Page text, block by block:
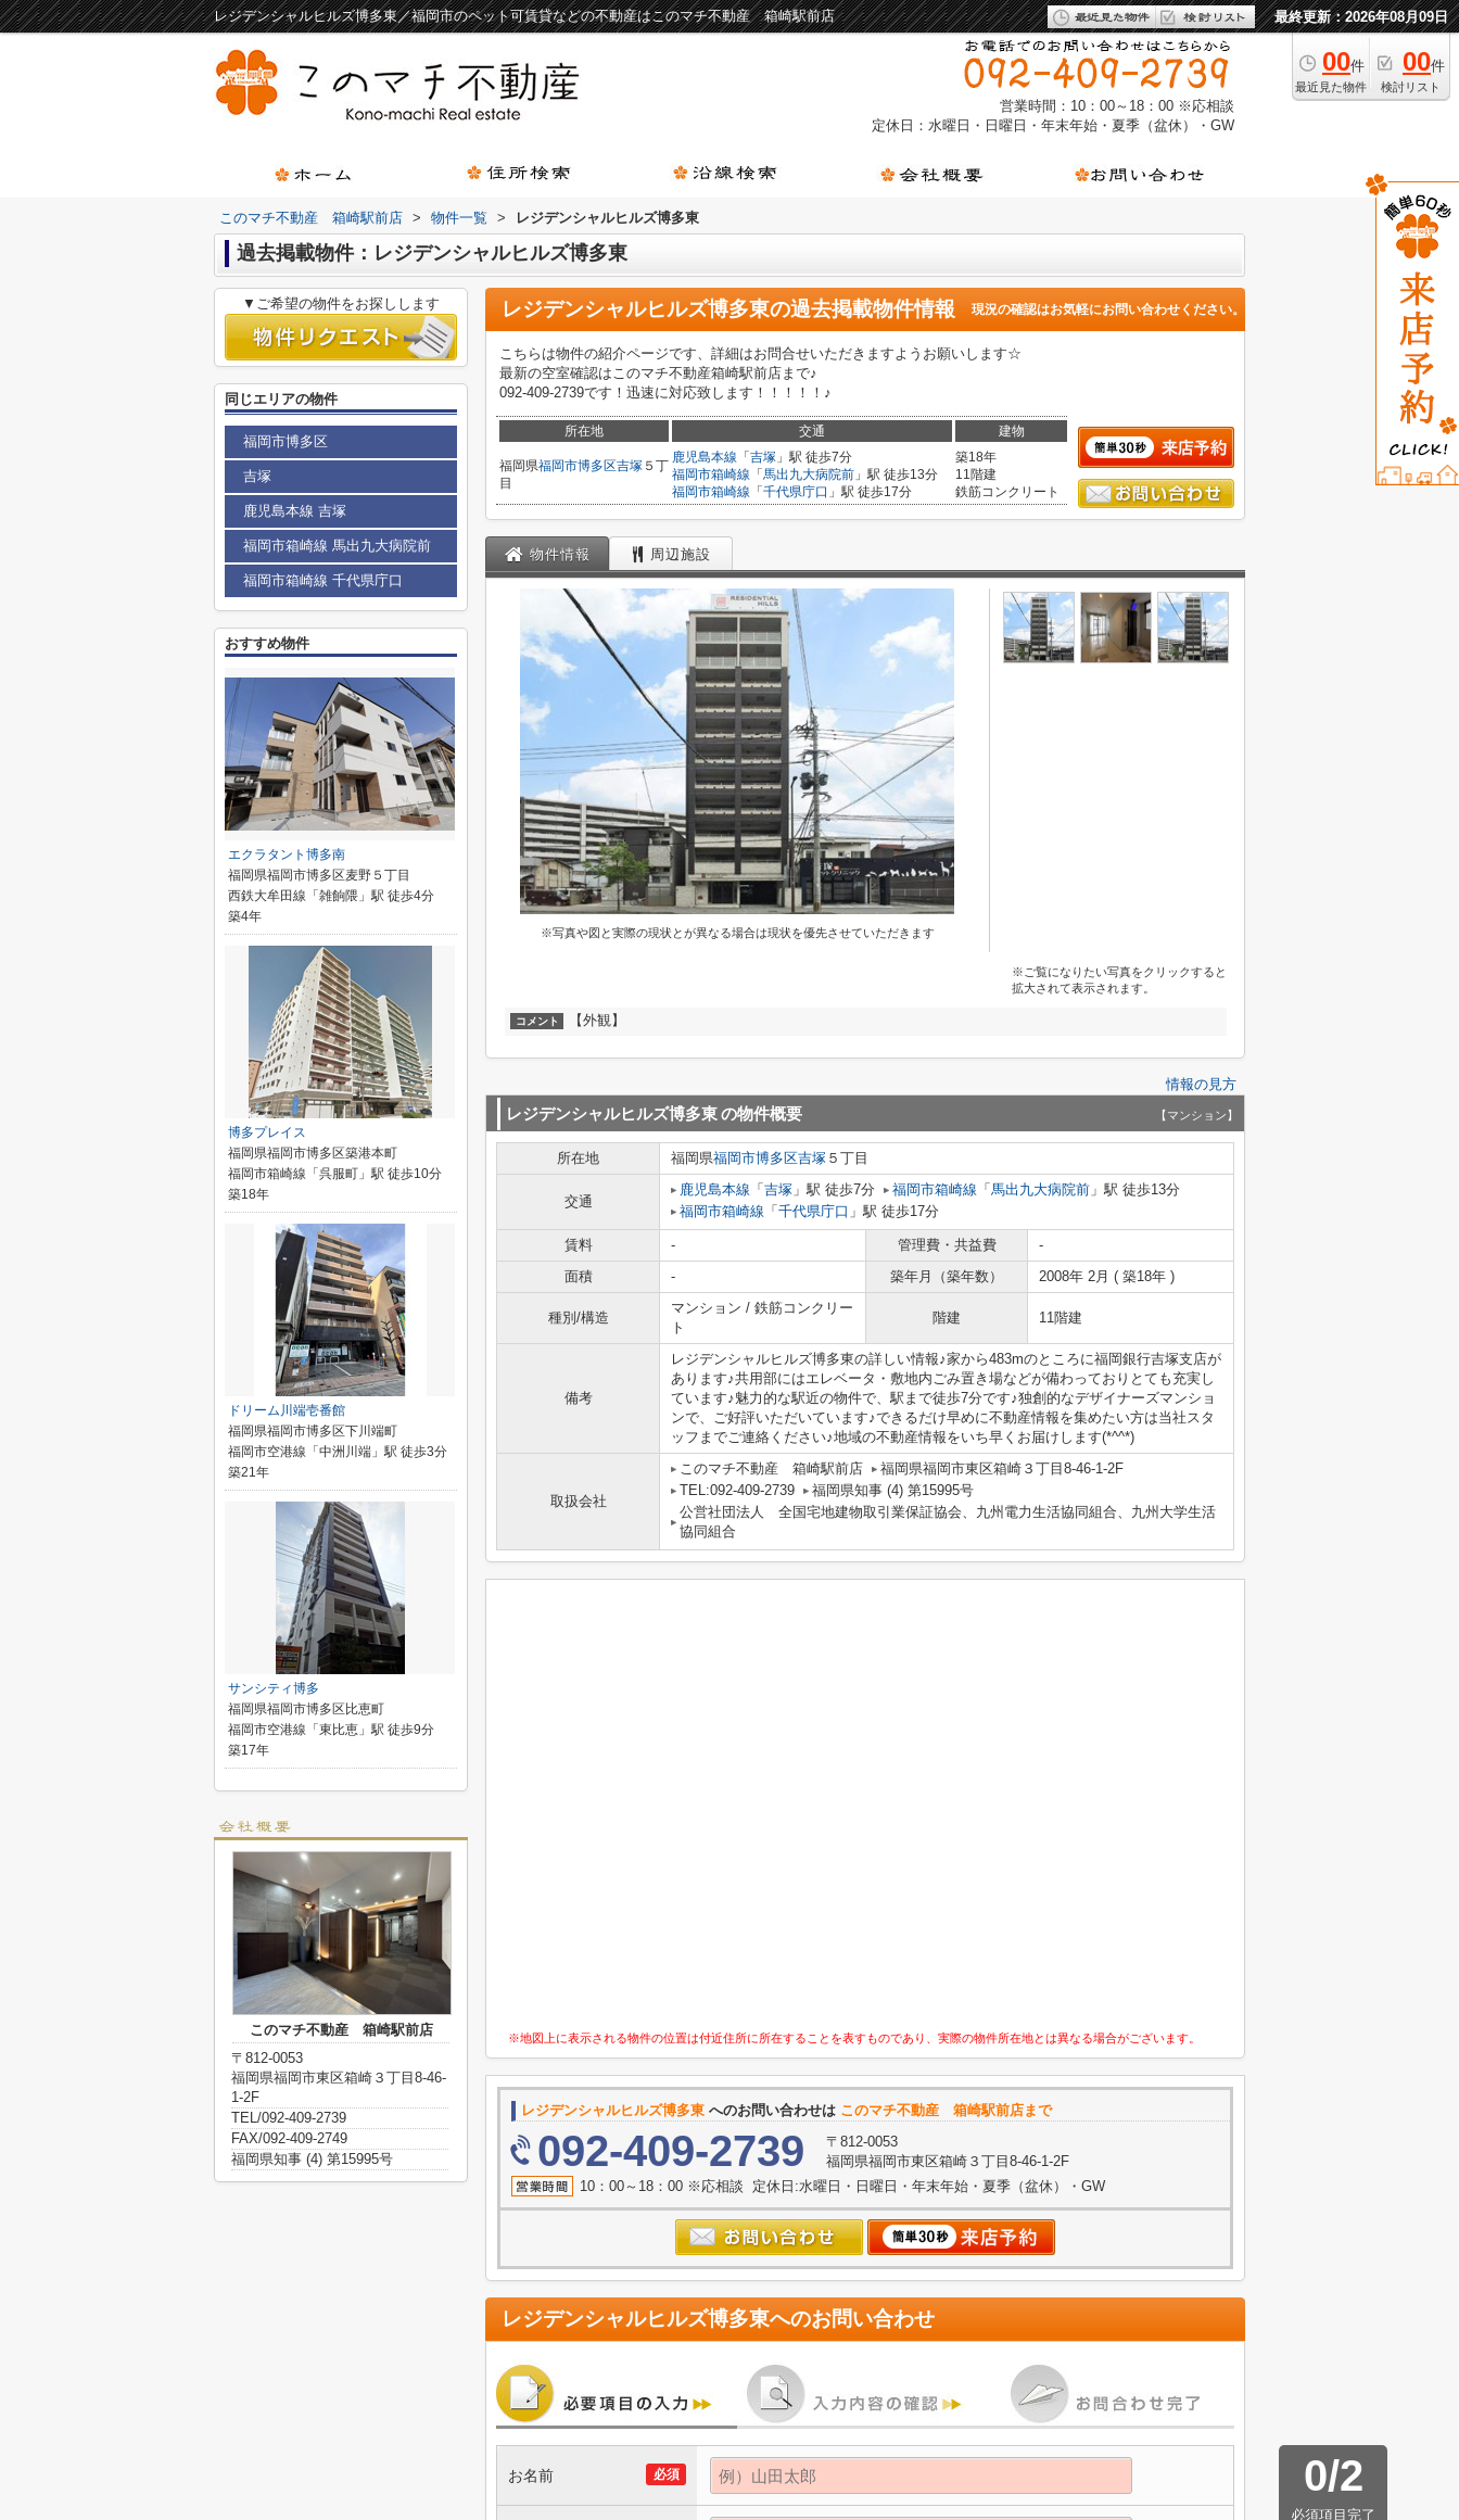
レジデンシャルヒルズ博多東／福岡市のペット可賃貸などの不動産はこのマチ不動産 箱崎駅前店 最終更新：2026年08月09日
00件
最近見た物件
00件
検討リスト
営業時間：10：00～18：00 ※応相談
定休日：水曜日・日曜日・年末年始・夏季（盆休）・GW
このマチ不動産 箱崎駅前店 > 物件一覧 > レジデンシャルヒルズ博多東
過去掲載物件：レジデンシャルヒルズ博多東
レジデンシャルヒルズ博多東の過去掲載物件情報 現況の確認はお気軽にお問い合わせください。
こちらは物件の紹介ページです、詳細はお問合せいただきますようお願いします☆
最新の空室確認はこのマチ不動産箱崎駅前店まで♪
092-409-2739です！迅速に対応致します！！！！！♪
所在地 交通 建物
福岡県福岡市博多区吉塚 ５丁
目
鹿児島本線 「 吉塚 」駅 徒歩7分
福岡市箱崎線 「 馬出九大病院前 」駅 徒歩13分
福岡市箱崎線 「 千代県庁口 」駅 徒歩17分
築18年
11階建
鉄筋コンクリート
物件情報 周辺施設
※写真や図と実際の現状とが異なる場合は現状を優先させていただきます
※ご覧になりたい写真をクリックすると
拡大されて表示されます。
コメント 【外観】
情報の見方
レジデンシャルヒルズ博多東の物件概要 【マンション】
所在地 福岡県福岡市博多区吉塚 ５丁目
交通
鹿児島本線 「 吉塚 」駅 徒歩7分 福岡市箱崎線 「 馬出九大病院前 」駅 徒歩13分
福岡市箱崎線 「 千代県庁口 」駅 徒歩17分
賃料 - 管理費・共益費
-
面積
- 築年月（築年数） 2008年 2月 ( 築18年 )
種別/構造
マンション / 鉄筋コンクリー
ト
階建 11階建
備考
レジデンシャルヒルズ博多東の詳しい情報♪家から483mのところに福岡銀行吉塚支店が
あります♪共用部にはエレベータ・敷地内ごみ置き場などが備わっておりとても充実し
ています♪魅力的な駅近の物件で、駅まで徒歩7分です♪独創的なデザイナーズマンショ
ンで、ご好評いただいています♪できるだけ早めに不動産情報を集めたい方は当社スタ
ッフまでご連絡ください♪地域の不動産情報をいち早くお届けします(*^^*)
取扱会社
このマチ不動産 箱崎駅前店
福岡県福岡市東区箱崎３丁目8-46-1-2F
TEL:092-409-2739
福岡県知事 (4) 第15995号
公営社団法人 全国宅地建物取引業保証協会、九州電力生活協同組合、九州大学生活
協同組合
※地図上に表示される物件の位置は付近住所に所在することを表すものであり、実際の物件所在地とは異なる場合がございます。
レジデンシャルヒルズ博多東 へのお問い合わせは このマチ不動産 箱崎駅前店まで
092-409-2739
〒812-0053
福岡県福岡市東区箱崎３丁目8-46-1-2F
10：00～18：00 ※応相談 定休日:水曜日・日曜日・年末年始・夏季（盆休）・GW
レジデンシャルヒルズ博多東へのお問い合わせ
0/2
必須項目完了
必須
お名前
▼ご希望の物件をお探しします
同じエリアの物件
福岡市博多区
吉塚
鹿児島本線 吉塚
福岡市箱崎線 馬出九大病院前
福岡市箱崎線 千代県庁口
おすすめ物件
エクラタント博多南
福岡県福岡市博多区麦野５丁目
西鉄大牟田線「雑餉隈」駅 徒歩4分
築4年
博多プレイス
福岡県福岡市博多区築港本町
福岡市箱崎線「呉服町」駅 徒歩10分
築18年
ドリーム川端壱番館
福岡県福岡市博多区下川端町
福岡市空港線「中洲川端」駅 徒歩3分
築21年
サンシティ博多
福岡県福岡市博多区比恵町
福岡市空港線「東比恵」駅 徒歩9分
築17年
このマチ不動産 箱崎駅前店
〒812-0053
福岡県福岡市東区箱崎３丁目8-46-
1-2F
TEL/092-409-2739
FAX/092-409-2749
福岡県知事 (4) 第15995号